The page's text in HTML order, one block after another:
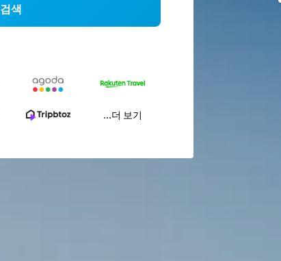
검색
...더 보기